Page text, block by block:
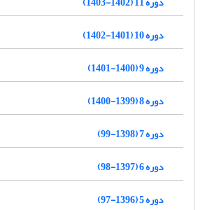
دوره 10 (1401-1402)
دوره 9 (1400-1401)
دوره 8 (1399-1400)
دوره 7 (1398-99)
دوره 6 (1397-98)
دوره 5 (1396-97)